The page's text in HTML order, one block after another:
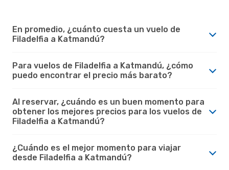
En promedio, ¿cuánto cuesta un vuelo de
Filadelfia a Katmandú?
Para vuelos de Filadelfia a Katmandú, ¿cómo
puedo encontrar el precio más barato?
Al reservar, ¿cuándo es un buen momento para
obtener los mejores precios para los vuelos de
Filadelfia a Katmandú?
¿Cuándo es el mejor momento para viajar
desde Filadelfia a Katmandú?